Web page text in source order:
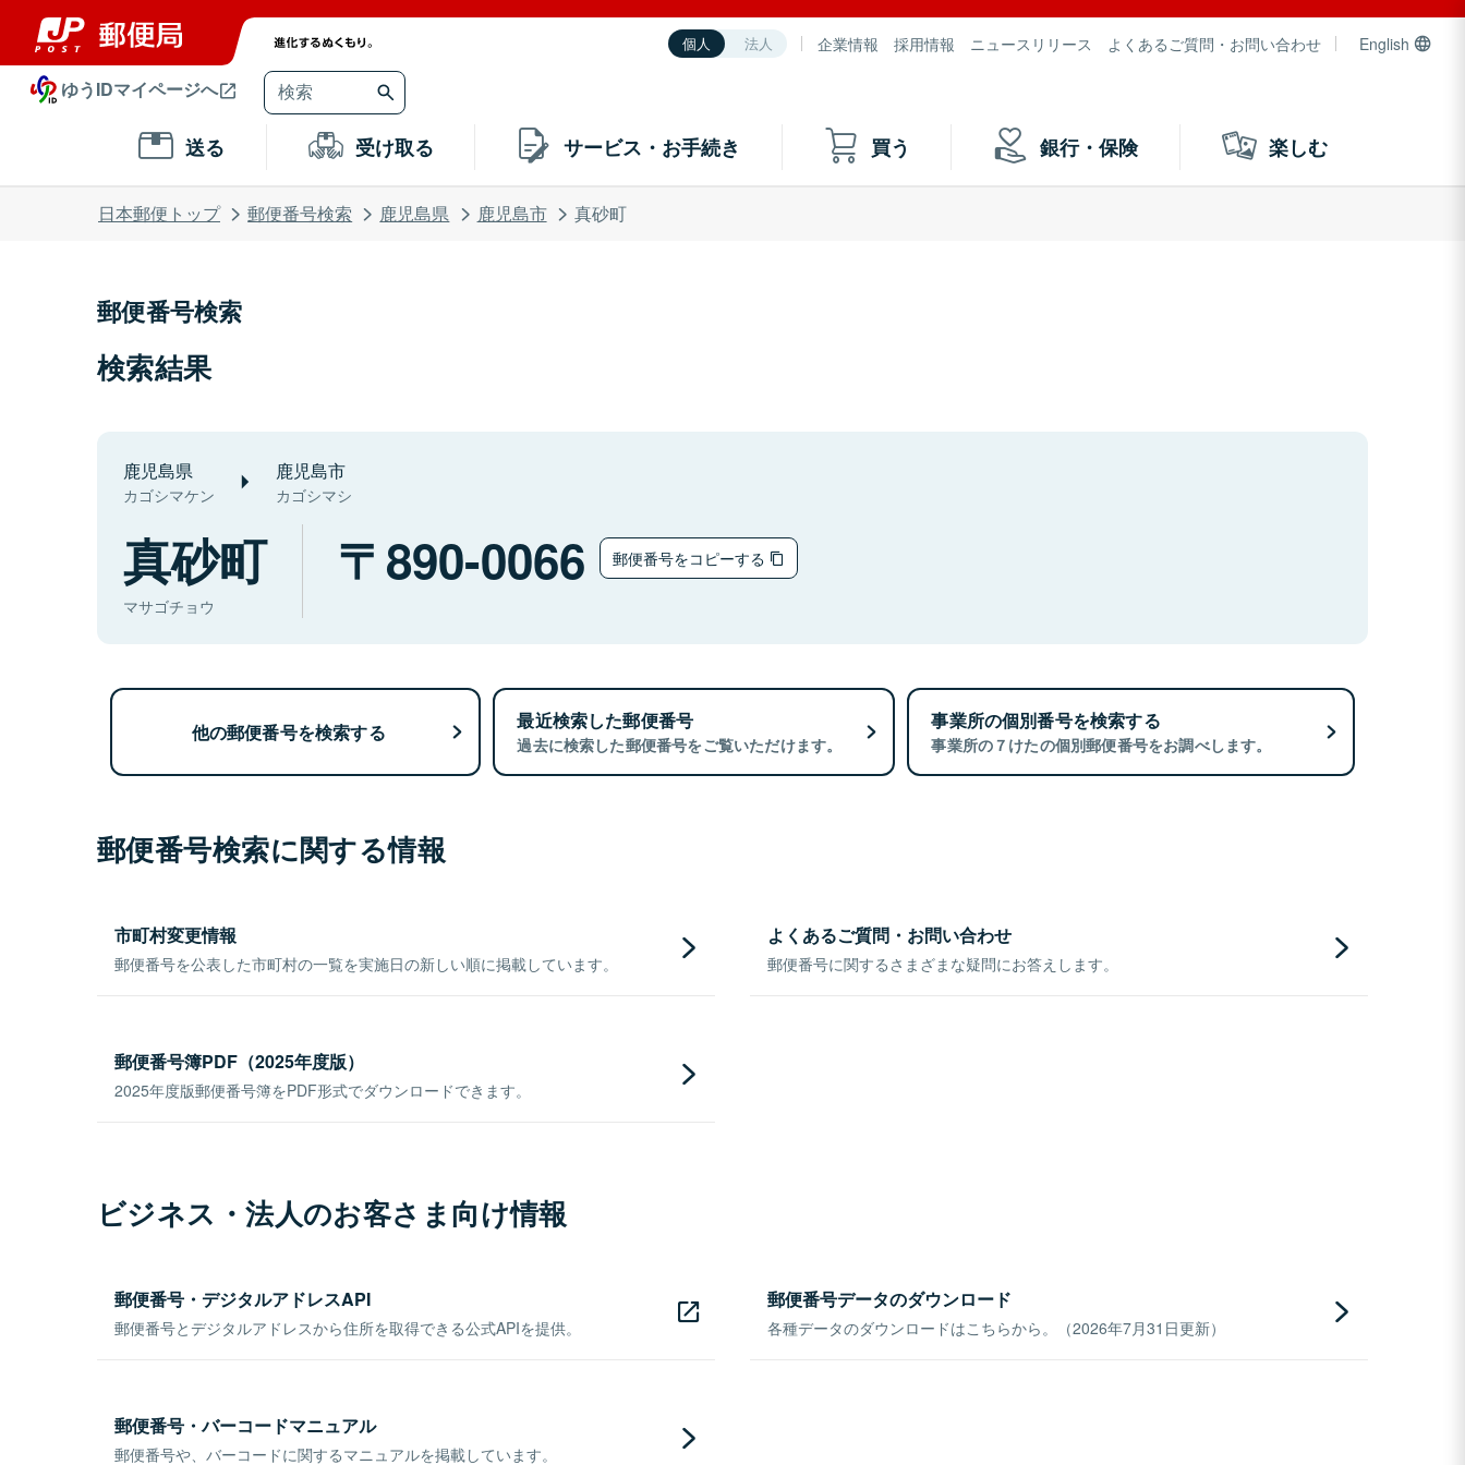
個人 法人 企業情報 採用情報 ニュースリリース よくあるご質問・お問い合わせ English
ゆうIDマイページへ
送る 受け取る サービス・お手続き 買う 銀行・保険 楽しむ
日本郵便トップ 郵便番号検索 鹿児島県 鹿児島市 真砂町
郵便番号検索
検索結果
鹿児島県
カゴシマケン
鹿児島市
カゴシマシ
真砂町
マサゴチョウ
890-0066 郵便番号をコピーする
他の郵便番号を検索する 最近検索した郵便番号
過去に検索した郵便番号をご覧いただけます。
事業所の個別番号を検索する
事業所の７けたの個別郵便番号をお調べします。
郵便番号検索に関する情報
市町村変更情報
郵便番号を公表した市町村の一覧を実施日の新しい順に掲載しています。
よくあるご質問・お問い合わせ
郵便番号に関するさまざまな疑問にお答えします。
郵便番号簿PDF（2025年度版）
2025年度版郵便番号簿をPDF形式でダウンロードできます。
ビジネス・法人のお客さま向け情報
郵便番号・デジタルアドレスAPI
郵便番号とデジタルアドレスから住所を取得できる公式APIを提供。
郵便番号データのダウンロード
各種データのダウンロードはこちらから。（2026年7月31日更新）
郵便番号・バーコードマニュアル
郵便番号や、バーコードに関するマニュアルを掲載しています。